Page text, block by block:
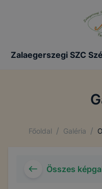
Zalaegerszegi SZC
Főoldal / Galéria /
Összes